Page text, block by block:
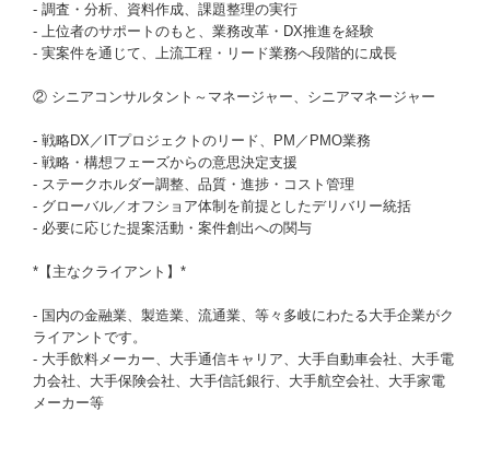
- 調査・分析、資料作成、課題整理の実行
- 上位者のサポートのもと、業務改革・DX推進を経験
- 実案件を通じて、上流工程・リード業務へ段階的に成長
② シニアコンサルタント～マネージャー、シニアマネージャー
- 戦略DX／ITプロジェクトのリード、PM／PMO業務
- 戦略・構想フェーズからの意思決定支援
- ステークホルダー調整、品質・進捗・コスト管理
- グローバル／オフショア体制を前提としたデリバリー統括
- 必要に応じた提案活動・案件創出への関与
*【主なクライアント】*
- 国内の金融業、製造業、流通業、等々多岐にわたる大手企業がク
ライアントです。
- 大手飲料メーカー、大手通信キャリア、大手自動車会社、大手電
力会社、大手保険会社、大手信託銀行、大手航空会社、大手家電
メーカー等